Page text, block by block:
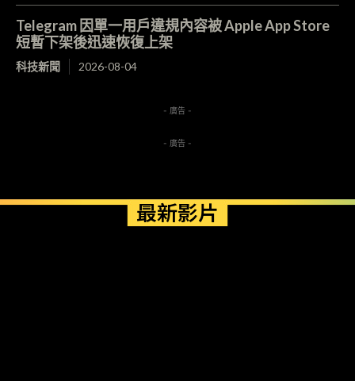
Telegram 因單一用戶違規內容被 Apple App Store
短暫下架後迅速恢復上架
科技新聞 2026-08-04
- 廣告 -
- 廣告 -
最新影片